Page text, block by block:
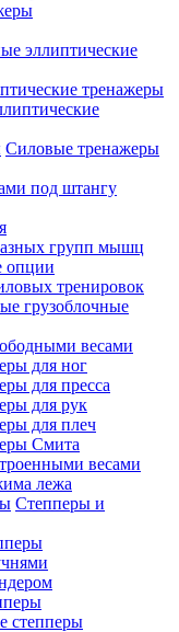
эллиптические
тренажеры
Силовые тренажеры
под штангу
групп мышц
опции
тренировок
грузоблочные
весами
для ног
для пресса
для рук
для плеч
Смита
весами
лежа
Степперы и
степперы